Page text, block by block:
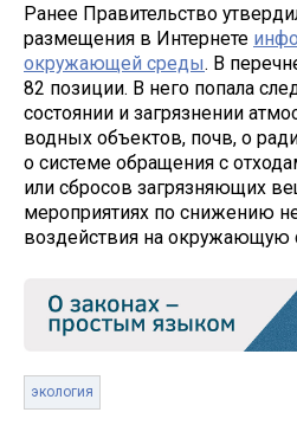
Ранее Правительство
размещения в Интернете
окружающей среды. В
82 позиции. В него попала
состоянии и загрязнении
водных объектов, почв, о
о системе обращения с
или сбросов загрязняющих
мероприятиях по снижению
воздействия на окружающую
экология